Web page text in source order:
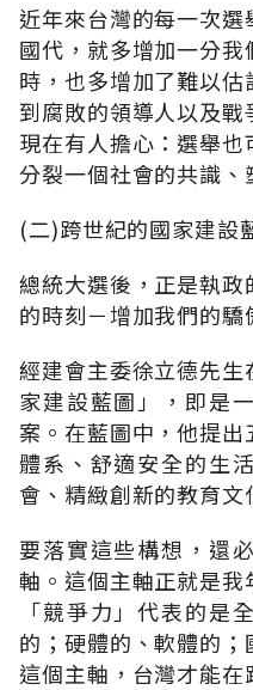
近年來台灣的每一次
國代，就多增加一分
時，也多增加了難以
到腐敗的領導人以及戰
現在有人擔心：選舉也
分裂一個社會的共識、
(二)跨世紀的國家建設
總統大選後，正是執
的時刻－增加我們的驕
經建會主委徐立德先
家建設藍圖」，即是
案。在藍圖中，他提
體系、舒適安全的生
會、精緻創新的教育文
要落實這些構想，還
軸。這個主軸正就是我
「競爭力」代表的是
的；硬體的、軟體的
這個主軸，台灣才能在